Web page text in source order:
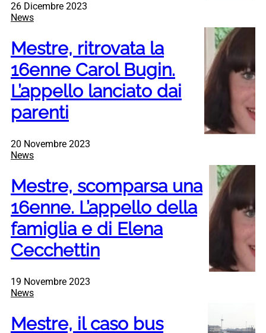
26 Dicembre 2023
News
Mestre, ritrovata la
16enne Carol Bugin.
L’appello lanciato dai
parenti
20 Novembre 2023
News
Mestre, scomparsa una
16enne. L’appello della
famiglia e di Elena
Cecchettin
19 Novembre 2023
News
Mestre, il caso bus